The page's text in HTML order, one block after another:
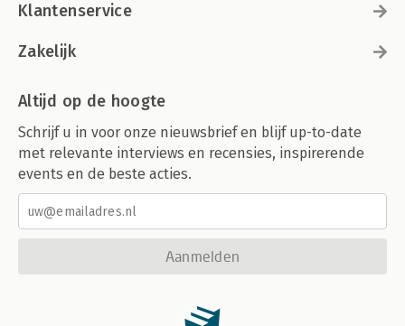
Klantenservice
Zakelijk
Altijd op de hoogte
Schrijf u in voor onze nieuwsbrief en blijf up-to-date
met relevante interviews en recensies, inspirerende
events en de beste acties.
Aanmelden